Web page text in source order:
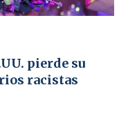
pierde su
racistas